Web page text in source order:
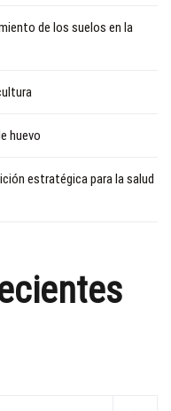
de los suelos en la
huevo
estratégica para la salud